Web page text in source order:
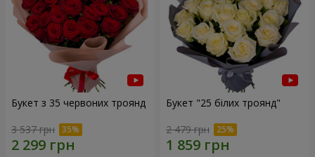
Букет з 35 червоних троянд
3 537 грн
Букет "25 білих троянд"
2 479 грн